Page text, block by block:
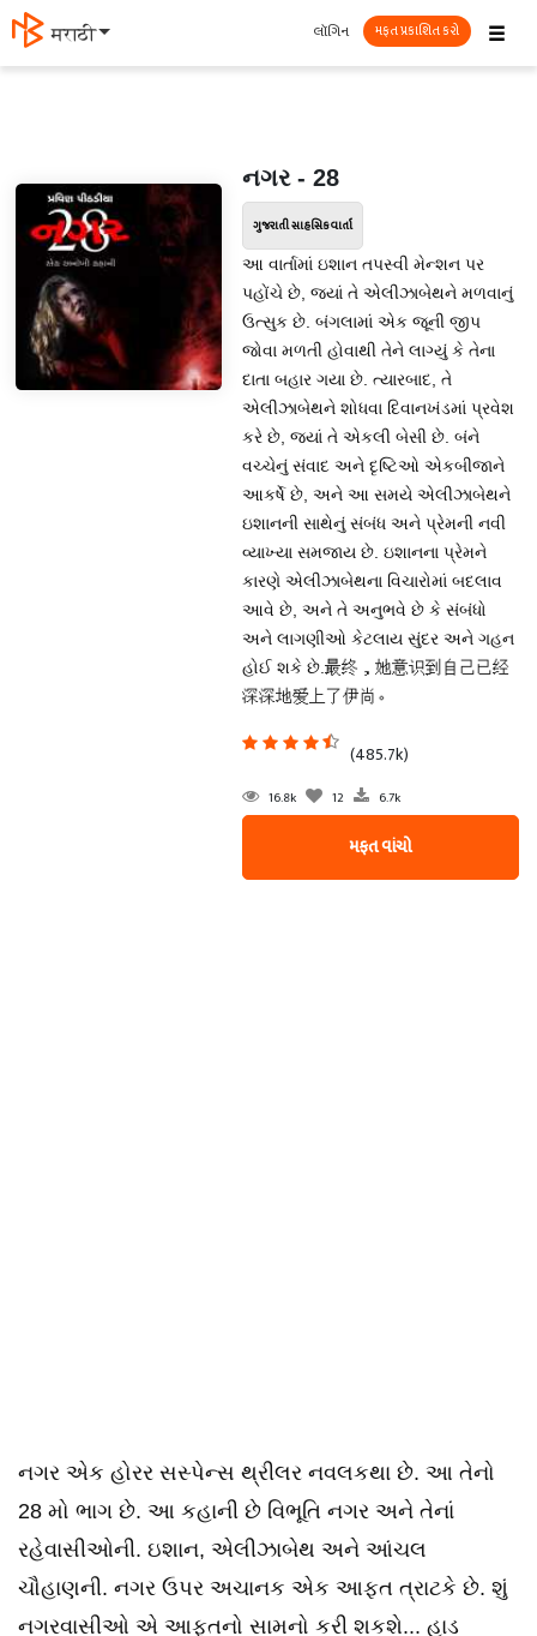
मराठी ☰
લૉગિન મફત પ્રકાશિત કરો
નગર - 28
ગુજરાતી સાહસિક વાર્તા
આ વાર્તામાં ઇશાન તપસ્વી મેન્શન પર
પહોંચે છે, જ્યાં તે એલીઝાબેથને મળવાનું
ઉત્સુક છે. બંગલામાં એક જૂની જીપ
જોવા મળતી હોવાથી તેને લાગ્યું કે તેના
દાતા બહાર ગયા છે. ત્યારબાદ, તે
એલીઝાબેથને શોધવા દિવાનખંડમાં પ્રવેશ
કરે છે, જ્યાં તે એકલી બેસી છે. બંને
વચ્ચેનું સંવાદ અને દૃષ્ટિઓ એકબીજાને
આકર્ષે છે, અને આ સમયે એલીઝાબેથને
ઇશાનની સાથેનું સંબંધ અને પ્રેમની નવી
વ્યાખ્યા સમજાય છે. ઇશાનના પ્રેમને
કારણે એલીઝાબેથના વિચારોમાં બદલાવ
આવે છે, અને તે અનુભવે છે કે સંબંધો
અને લાગણીઓ કેટલાય સુંદર અને ગહન
હોઈ શકે છે.最终，她意识到自己已经
深深地爱上了伊尚。
(485.7k)
16.8k 12 6.7k
મફત વાંચો
નગર એક હોરર સસ્પેન્સ થ્રીલર નવલકથા છે. આ તેનો
28 મો ભાગ છે. આ કહાની છે વિભૂતિ નગર અને તેનાં
રહેવાસીઓની. ઇશાન, એલીઝાબેથ અને આંચલ
ચૌહાણની. નગર ઉપર અચાનક એક આફત ત્રાટકે છે. શું
નગરવાસીઓ એ આફતનો સામનો કરી શકશે... હાડ